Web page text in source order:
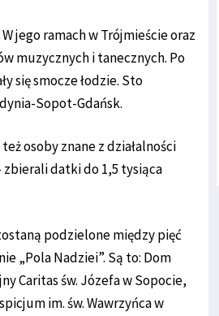
jego ramach w Trójmieście oraz
muzycznych i tanecznych. Po
się smocze łodzie. Sto
Sopot-Gdańsk.
osoby znane z działalności
datki do 1,5 tysiąca
podzielone między pięć
„Pola Nadziei”. Są to: Dom
Caritas św. Józefa w Sopocie,
im. św. Wawrzyńca w